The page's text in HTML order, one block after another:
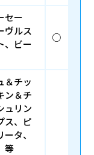
セー
ヴルス
、ビー
○
＆チッ
ン＆チ
ュリン
ス、ピ
タ、
等